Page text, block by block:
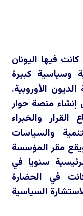
فيها اليونان
وسياسية كبيرة
الأوروبية.
إنشاء منصة حوار
والخبراء
والسياسات
مقر المؤسسة
سنويا في
في الحضارة
السياسية